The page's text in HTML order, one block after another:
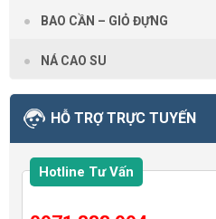
BAO CẦN – GIỎ ĐỰNG
NÁ CAO SU
HỖ TRỢ TRỰC TUYẾN
Hotline Tư Vấn